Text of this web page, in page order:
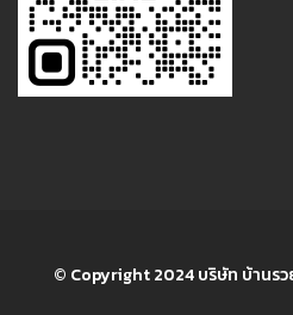
© Copyright 2024 บริษัท บ้านร